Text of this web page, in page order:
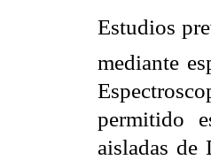
Estudios
mediante
permitido
aisladas de